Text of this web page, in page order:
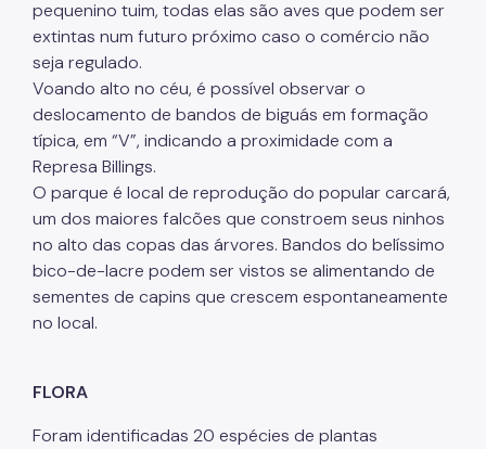
pequenino tuim, todas elas são aves que podem ser
extintas num futuro próximo caso o comércio não
seja regulado.
Voando alto no céu, é possível observar o
deslocamento de bandos de biguás em formação
típica, em “V”, indicando a proximidade com a
Represa Billings.
O parque é local de reprodução do popular carcará,
um dos maiores falcões que constroem seus ninhos
no alto das copas das árvores. Bandos do belíssimo
bico-de-lacre podem ser vistos se alimentando de
sementes de capins que crescem espontaneamente
no local.
FLORA
Foram identificadas 20 espécies de plantas